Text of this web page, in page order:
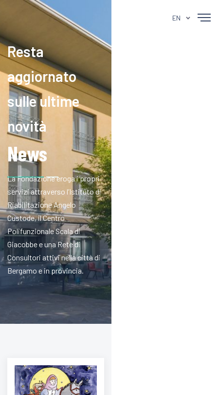
EN
Resta
aggiornato
sulle ultime
novità
News
La Fondazione eroga i propri
servizi attraverso l’Istituto di
Riabilitazione Angelo
Custode, il Centro
Polifunzionale Scala di
Giacobbe e una Rete di
Consultori attivi nella città di
Bergamo e in provincia.